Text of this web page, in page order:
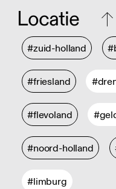
Locatie
#zuid-holland
#friesland
#flevoland
#noord-holland
#limburg